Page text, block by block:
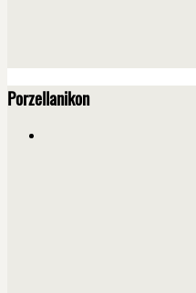
Porzellanikon